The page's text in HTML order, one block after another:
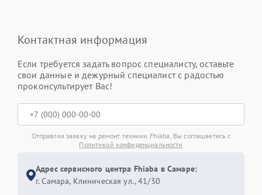
Контактная информация
Если требуется задать вопрос специалисту, оставьте
свои данные и дежурный специалист с радостью
проконсультирует Вас!
Отправляя заявку на ремонт техники Fhiaba, Вы соглашаетесь с
Политикой конфиденциальности
Адрес сервисного центра Fhiaba в Самаре:
г. Самара, Клиническая ул., 41/30